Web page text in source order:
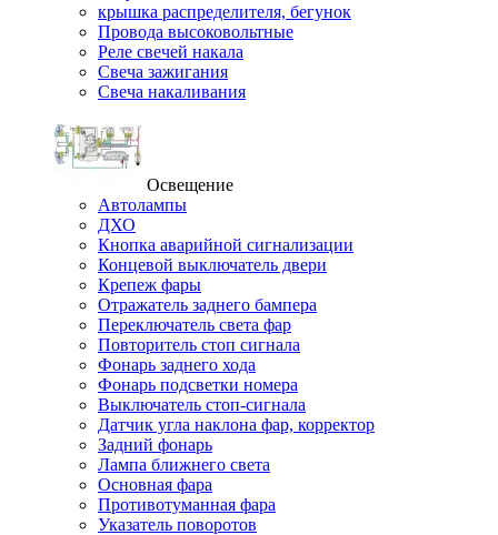
крышка распределителя, бегунок
Провода высоковольтные
Реле свечей накала
Свеча зажигания
Свеча накаливания
Освещение
Автолампы
ДХО
Кнопка аварийной сигнализации
Концевой выключатель двери
Крепеж фары
Отражатель заднего бампера
Переключатель света фар
Повторитель стоп сигнала
Фонарь заднего хода
Фонарь подсветки номера
Выключатель стоп-сигнала
Датчик угла наклона фар, корректор
Задний фонарь
Лампа ближнего света
Основная фара
Противотуманная фара
Указатель поворотов